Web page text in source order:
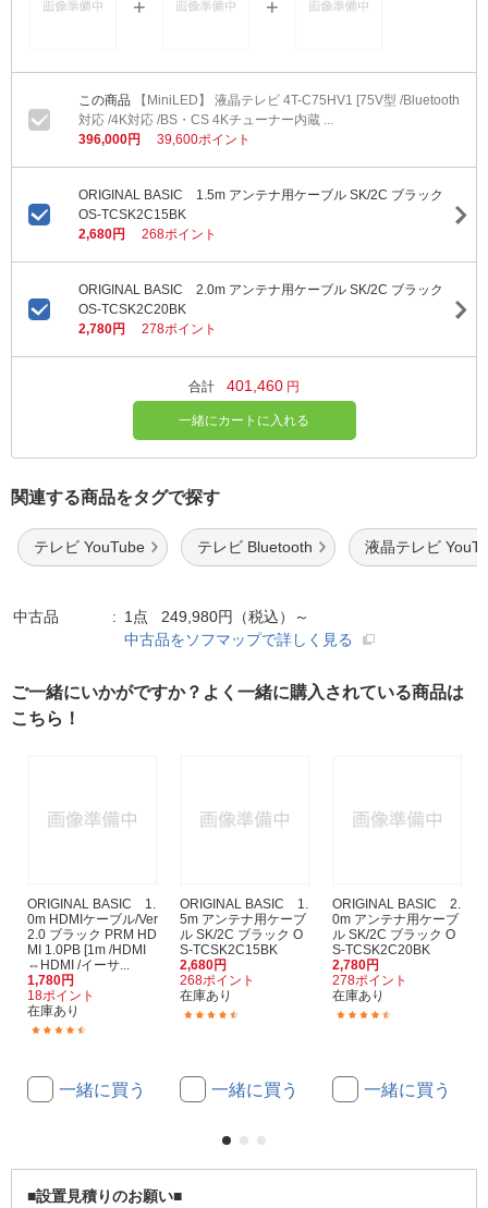
【MiniLED】 液晶テレビ 4T-C75HV1 [75V型 /Bluetooth
対応 /4K対応 /BS・CS 4Kチューナー内蔵 ...
396,000円
39,600ポイント
ORIGINAL BASIC 1.5m アンテナ用ケーブル SK/2C ブラック
OS-TCSK2C15BK
2,680円
268ポイント
ORIGINAL BASIC 2.0m アンテナ用ケーブル SK/2C ブラック
OS-TCSK2C20BK
2,780円
278ポイント
合計 401,460 円
一緒にカートに入れる
関連する商品をタグで探す
テレビ YouTube テレビ Bluetooth 液晶テレビ
中古品
1点 249,980円（税込）～
中古品をソフマップで詳しく見る
ご一緒にいかがですか？よく一緒に購入されている商品は
こちら！
ORIGINAL BASIC 1.
0m HDMIケーブル/Ver
2.0 ブラック PRM HD
MI 1.0PB [1m /HDMI
⇔HDMI /イーサ...
1,780円
18ポイント
在庫あり
一緒に買う
ORIGINAL BASIC 1.
5m アンテナ用ケーブ
ル SK/2C ブラック O
S-TCSK2C15BK
2,680円
268ポイント
在庫あり
一緒に買う
ORIGINAL BASIC 2.
0m アンテナ用ケーブ
ル SK/2C ブラック O
S-TCSK2C20BK
2,780円
278ポイント
在庫あり
一緒に買う
■設置見積りのお願い■